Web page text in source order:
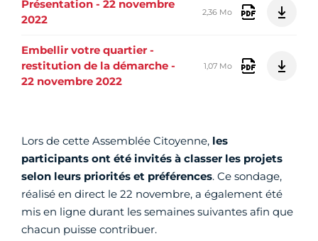
Présentation - 22 novembre
2022
2,36 Mo
Embellir votre quartier -
restitution de la démarche -
22 novembre 2022
1,07 Mo
Lors de cette Assemblée Citoyenne, les
participants ont été invités à classer les projets
selon leurs priorités et préférences. Ce sondage,
réalisé en direct le 22 novembre, a également été
mis en ligne durant les semaines suivantes afin que
chacun puisse contribuer.